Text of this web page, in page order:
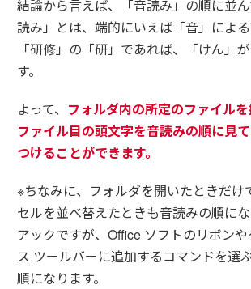
結論から言えば、「音読み」の順に並
読み」とは、端的にいえば「音」による
「研修」の「研」であれば、「けん」
す。
よって、 フォルダ内の所定のファイルを
ファイル目の頭文字を音読みの順に見
つけることができます。
※ちなみに、フォルダを開いたときだけ
セルを並べ替えたときも音読みの順に
アックですが、Office ソフトのリボン
ス ツールバーに追加するコマンドを選
順になります。